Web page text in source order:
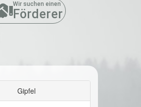
Wir suchen einen
Förderer
Gipfel